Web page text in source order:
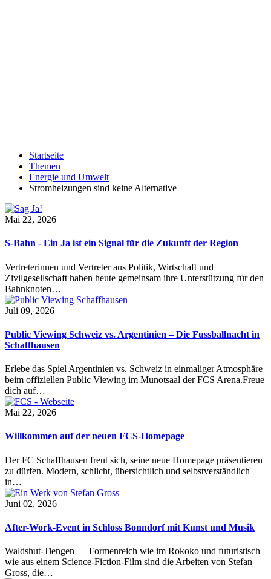
Startseite
Themen
Energie und Umwelt
Stromheizungen sind keine Alternative
Mai 22, 2026
S-Bahn - Ein Ja ist ein Signal für die Zukunft der Region
Vertreterinnen und Vertreter aus Politik, Wirtschaft und
Zivilgesellschaft haben heute gemeinsam ihre Unterstützung für den
Bahnknoten…
Juli 09, 2026
Public Viewing Schweiz vs. Argentinien – Die Fussballnacht in
Schaffhausen
Erlebe das Spiel Argentinien vs. Schweiz in einmaliger Atmosphäre
beim offiziellen Public Viewing im Munotsaal der FCS Arena.Freue
dich auf…
Mai 22, 2026
Willkommen auf der neuen FCS-Homepage
Der FC Schaffhausen freut sich, seine neue Homepage präsentieren
zu dürfen. Modern, schlicht, übersichtlich und selbstverständlich
in…
Juni 02, 2026
After-Work-Event in Schloss Bonndorf mit Kunst und Musik
Waldshut-Tiengen — Formenreich wie im Rokoko und futuristisch
wie aus einem Science-Fiction-Film sind die Arbeiten von Stefan
Gross, die…